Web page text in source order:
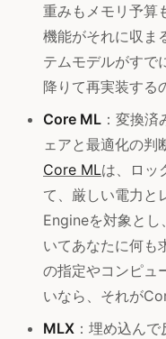
重みもメモリ予算
機能がそれに収ま
テムモデルがすで
降りて再実装する
Core ML ：変換
ェアと最適化の判
Core MLは、ロッ
て、厳しい電力と
Engineを対象とし
いてあなたに何も
の指定やコンピュ
いなら、それが
MLX ：埋め込ん